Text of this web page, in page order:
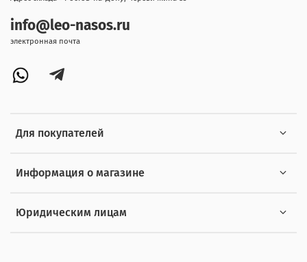
Для покупателей
Информация о магазине
Юридическим лицам
info@leo-nasos.ru
электронная почта